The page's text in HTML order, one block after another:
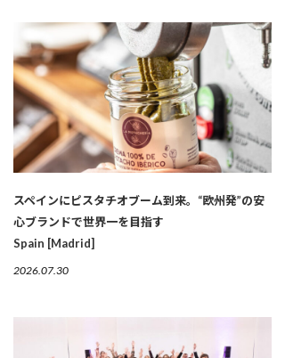
スペインにピスタチオブーム到来。“欧州発”の安
心ブランドで世界一を目指す
Spain [Madrid]
2026.07.30